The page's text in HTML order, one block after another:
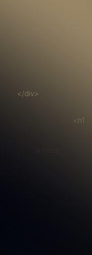
</div>
<h1